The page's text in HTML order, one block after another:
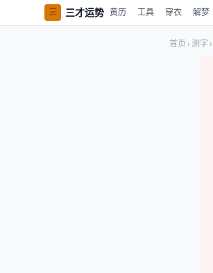
三 三才运势 黄历 工具 穿衣 解梦
首页 ›测字 ›